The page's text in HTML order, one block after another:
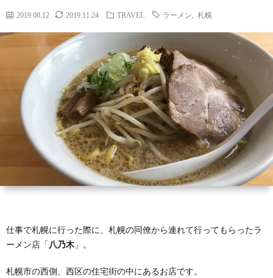
2019.08.12 2019.11.24 TRAVEL ラーメン 札幌
仕事で札幌に行った際に、札幌の同僚から連れて行ってもらったラ
ーメン店「八乃木 」。
札幌市の西側、西区の住宅街の中にあるお店です。